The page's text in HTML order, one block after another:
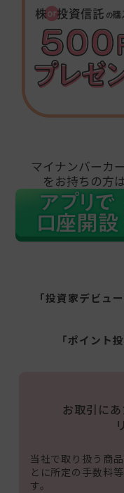
マイナンバーカ
をお持ちの方は
「投資家デビュ
「ポイント
お取引に
当社で取り扱う商
とに所定の手数料
す。